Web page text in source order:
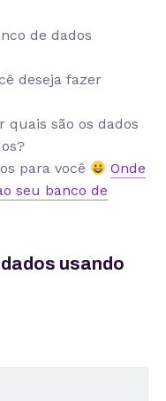
de dados
deseja fazer
quais são os dados
para você
Onde
seu banco de
usando